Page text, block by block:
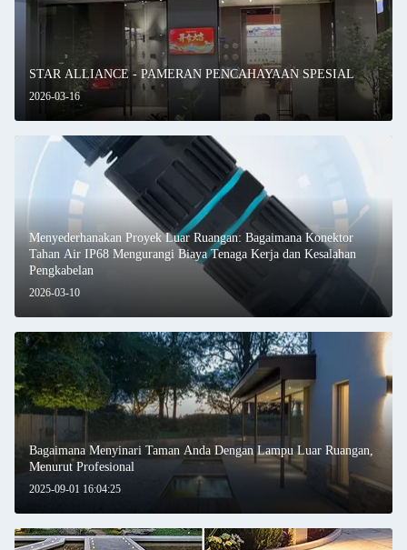
2026-03-16
STAR ALLIANCE - PAMERAN PENCAHAYAAN SPESIAL
2026-03-10
Menyederhanakan Proyek Luar Ruangan: Bagaimana Konektor
Tahan Air IP68 Mengurangi Biaya Tenaga Kerja dan Kesalahan
Pengkabelan
2025-09-01 16:04:25
Bagaimana Menyinari Taman Anda Dengan Lampu Luar Ruangan,
Menurut Profesional